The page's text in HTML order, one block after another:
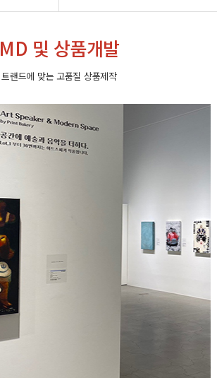
MD 및 상품개발
트랜드에 맞는 고품질 상품제작